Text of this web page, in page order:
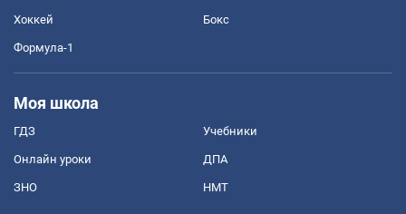
Хоккей Бокс
Формула-1
Моя школа
ГДЗ Учебники
Онлайн уроки ДПА
ЗНО НМТ